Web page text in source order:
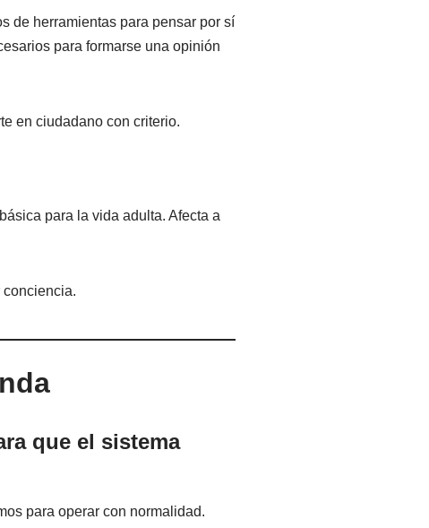
de herramientas para pensar por sí
para formarse una opinión
en ciudadano con criterio.
para la vida adulta. Afecta a
conciencia.
que el sistema
para operar con normalidad.